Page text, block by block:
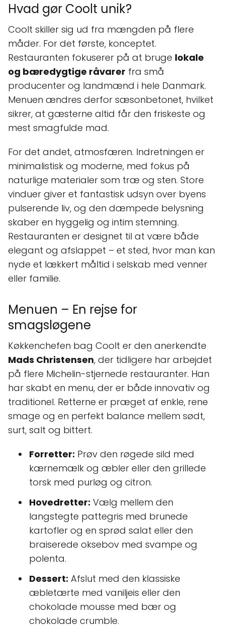
Hvad gør Coolt unik?
Coolt skiller sig ud fra mængden på flere
måder. For det første, konceptet.
Restauranten fokuserer på at bruge lokale
og bæredygtige råvarer fra små
producenter og landmænd i hele Danmark.
Menuen ændres derfor sæsonbetonet, hvilket
sikrer, at gæsterne altid får den friskeste og
mest smagfulde mad.
For det andet, atmosfæren. Indretningen er
minimalistisk og moderne, med fokus på
naturlige materialer som træ og sten. Store
vinduer giver et fantastisk udsyn over byens
pulserende liv, og den dæmpede belysning
skaber en hyggelig og intim stemning.
Restauranten er designet til at være både
elegant og afslappet – et sted, hvor man kan
nyde et lækkert måltid i selskab med venner
eller familie.
Menuen – En rejse for
smagsløgene
Køkkenchefen bag Coolt er den anerkendte
Mads Christensen, der tidligere har arbejdet
på flere Michelin-stjernede restauranter. Han
har skabt en menu, der er både innovativ og
traditionel. Retterne er præget af enkle, rene
smage og en perfekt balance mellem sødt,
surt, salt og bittert.
Forretter: Prøv den røgede sild med
kærnemælk og æbler eller den grillede
torsk med purløg og citron.
Hovedretter: Vælg mellem den
langstegte pattegris med brunede
kartofler og en sprød salat eller den
braiserede oksebov med svampe og
polenta.
Dessert: Afslut med den klassiske
æbletærte med vaniljeis eller den
chokolade mousse med bær og
chokolade crumble.